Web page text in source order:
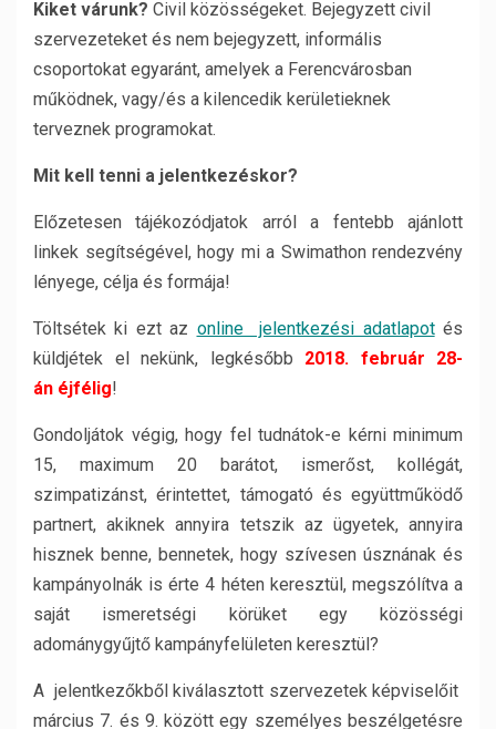
Kiket várunk? Civil közösségeket. Bejegyzett civil
szervezeteket és nem bejegyzett, informális
csoportokat egyaránt, amelyek a Ferencvárosban
működnek, vagy/és a kilencedik kerületieknek
terveznek programokat.
Mit kell tenni a jelentkezéskor?
Előzetesen tájékozódjatok arról a fentebb ajánlott
linkek segítségével, hogy mi a Swimathon rendezvény
lényege, célja és formája!
Töltsétek ki ezt az online jelentkezési adatlapotés
küldjétek el nekünk, legkésőbb 2018. február 28-
án éjfélig!
Gondoljátok végig, hogy fel tudnátok-e kérni minimum
15, maximum 20 barátot, ismerőst, kollégát,
szimpatizánst, érintettet, támogató és együttműködő
partnert, akiknek annyira tetszik az ügyetek, annyira
hisznek benne, bennetek, hogy szívesen úsznának és
kampányolnák is érte 4 héten keresztül, megszólítva a
saját ismeretségi körüket egy közösségi
adománygyűjtő kampányfelületen keresztül?
A jelentkezőkből kiválasztott szervezetek képviselőit
március 7. és 9. között egy személyes beszélgetésre